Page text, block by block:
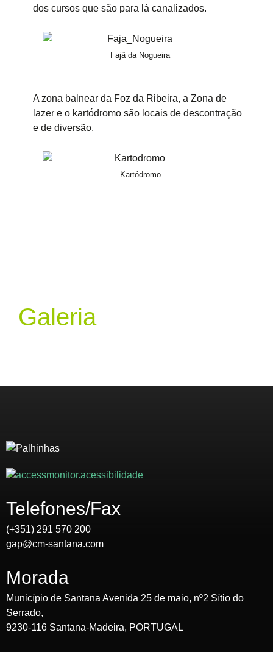
dos cursos que são para lá canalizados.
Fajã da Nogueira
A zona balnear da Foz da Ribeira, a Zona de
lazer e o kartódromo são locais de descontração
e de diversão.
Kartódromo
Galeria
Telefones/Fax
(+351) 291 570 200
gap@cm-santana.com
Morada
Município de Santana Avenida 25 de maio, nº2 Sítio do
Serrado,
9230-116 Santana-Madeira, PORTUGAL